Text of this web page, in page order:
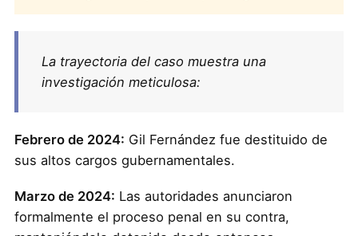
La trayectoria del caso muestra una
investigación meticulosa:
Febrero de 2024: Gil Fernández fue destituido de
sus altos cargos gubernamentales.
Marzo de 2024: Las autoridades anunciaron
formalmente el proceso penal en su contra,